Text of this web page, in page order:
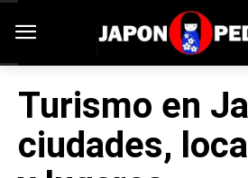
Turismo en
ciudades,